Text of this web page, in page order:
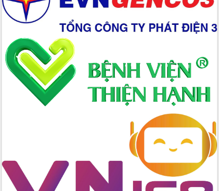
Xây dựng nền hành chính số đồng
hành cùng nông dân dân, doanh nghiệp
Giai đoạn 2026-2030, Đắk Lắk phấn
đấu có 77% xã đạt chuẩn nông thôn
mới
Chuyển đổi số 'mở đường' cho nông
nghiệp Đắk Lắk tăng trưởng bứt phá
Triển khai đồng bộ đo đạc, lập hồ sơ
địa chính, hoàn thiện cơ sở dữ liệu đất
Đắk Lắk đẩy mạnh nuôi biển công
nghệ, hướng tới phát triển thủy sản
bền vững